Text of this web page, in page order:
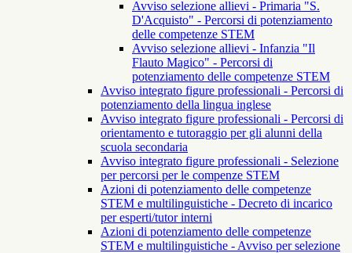
Avviso selezione allievi - Primaria "S.
D'Acquisto" - Percorsi di potenziamento
delle competenze STEM
Avviso selezione allievi - Infanzia "Il
Flauto Magico" - Percorsi di
potenziamento delle competenze STEM
Avviso integrato figure professionali - Percorsi di
potenziamento della lingua inglese
Avviso integrato figure professionali - Percorsi di
orientamento e tutoraggio per gli alunni della
scuola secondaria
Avviso integrato figure professionali - Selezione
per percorsi per le compenze STEM
Azioni di potenziamento delle competenze
STEM e multilinguistiche - Decreto di incarico
per esperti/tutor interni
Azioni di potenziamento delle competenze
STEM e multilinguistiche - Avviso per selezione